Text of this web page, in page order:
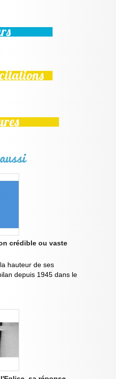
crédible ou vaste
hauteur de ses
depuis 1945 dans le